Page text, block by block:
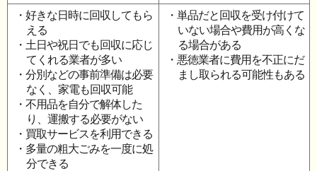
・好きな日時に回収してもら
える
・土日や祝日でも回収に応じ
てくれる業者が多い
・分別などの事前準備は必要
なく、家電も回収可能
・不用品を自分で解体した
り、運搬する必要がない
・買取サービスを利用できる
・多量の粗大ごみを一度に処
分できる
・単品だと回収を受け付けて
いない場合や費用が高くな
る場合がある
・悪徳業者に費用を不正にだ
まし取られる可能性もある